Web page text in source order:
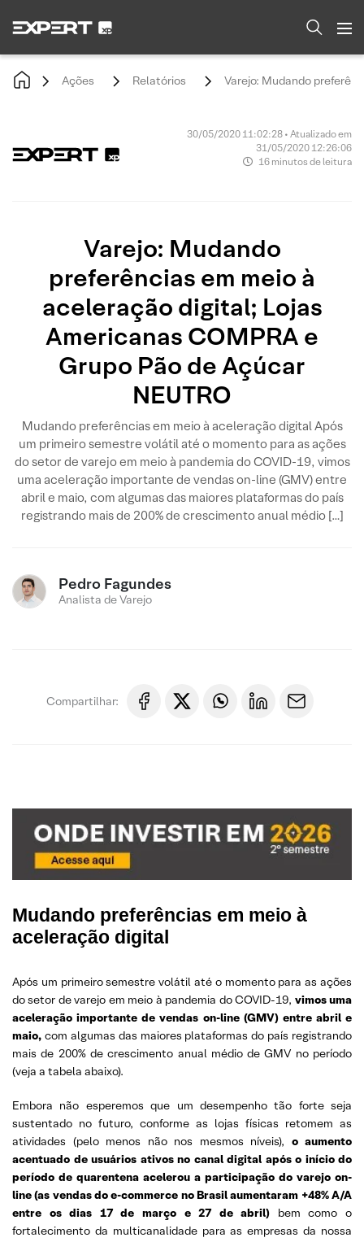
Ações Relatórios Varejo: Mudando
30/05/2020 11:02:28 • Atualizado em
31/05/2020 12:26:06
16 minutos de leitura
Varejo: Mudando
preferências em meio à
aceleração digital; Lojas
Americanas COMPRA e
Grupo Pão de Açúcar
NEUTRO
Mudando preferências em meio à aceleração digital Após
um primeiro semestre volátil até o momento para as ações
do setor de varejo em meio à pandemia do COVID-19, vimos
uma aceleração importante de vendas on-line (GMV) entre
abril e maio, com algumas das maiores plataformas do país
registrando mais de 200% de crescimento anual médio […]
Pedro Fagundes
Analista de Varejo
Compartilhar:
Mudando preferências em meio à
aceleração digital
Após um primeiro semestre volátil até o momento para as ações
do setor de varejo em meio à pandemia do COVID-19, vimos uma
aceleração importante de vendas on-line (GMV) entre abril e
maio, com algumas das maiores plataformas do país registrando
mais de 200% de crescimento anual médio de GMV no período
(veja a tabela abaixo).
Embora não esperemos que um desempenho tão forte seja
sustentado no futuro, conforme as lojas físicas retomem as
atividades (pelo menos não nos mesmos níveis), o aumento
acentuado de usuários ativos no canal digital após o início do
período de quarentena acelerou a participação do varejo on-
line (as vendas do e-commerce no Brasil aumentaram +48% A/A
entre os dias 17 de março e 27 de abril) bem como o
fortalecimento da multicanalidade para as empresas da nossa